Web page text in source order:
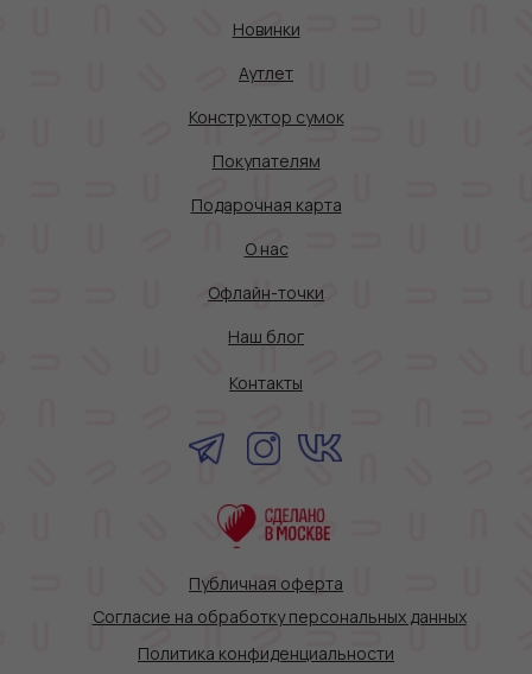
Публичная оферта
Согласие на обработку персональных данных
Политика конфиденциальности
Контакты
Наш блог
Покупателям
Подарочная карта
О нас
Офлайн-точки
Конструктор сумок
Аутлет
Новинки